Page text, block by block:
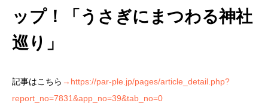
ップ！「うさぎにまつわる神社
巡り」
記事はこちら → https://par-ple.jp/pages/article_detail.php?
report_no=7831&app_no=39&tab_no=0